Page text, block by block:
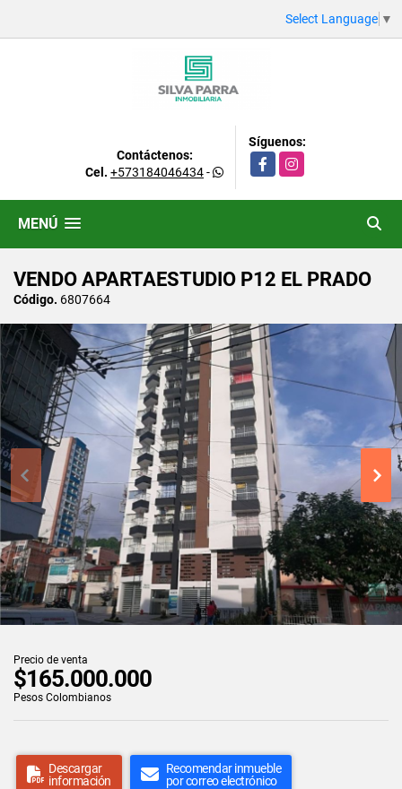
Select Language ▼
Contáctenos:
Cel. +573184046434-
Síguenos:
FacebookInstagram
MENÚ
VENDO APARTAESTUDIO P12 EL PRADO
Código. 6807664
Precio de venta
$165.000.000
Pesos Colombianos
Descargar
información
Recomendar inmueble
por correo electrónico